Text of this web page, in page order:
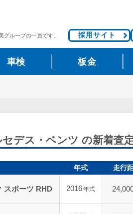
グループの一員です。 採用サイト
車検 板金
デス・ベンツ の新着査
年式 走行
スポーツ RHD 2016年式